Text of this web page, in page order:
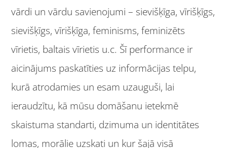
vārdi un vārdu savienojumi – sievišķīga, vīrišķīgs,
sievišķīgs, vīrišķīga, feminisms, feminizēts
vīrietis, baltais vīrietis u.c. Šī performance ir
aicinājums paskatīties uz informācijas telpu,
kurā atrodamies un esam uzauguši, lai
ieraudzītu, kā mūsu domāšanu ietekmē
skaistuma standarti, dzimuma un identitātes
lomas, morālie uzskati un kur šajā visā